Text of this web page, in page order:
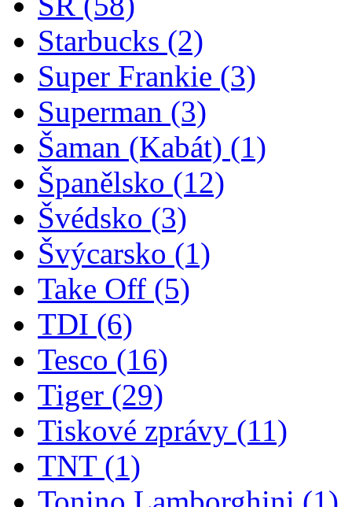
Starbucks (2)
Super Frankie (3)
Superman (3)
Šaman (Kabát) (1)
Španělsko (12)
Švédsko (3)
Švýcarsko (1)
Take Off (5)
TDI (6)
Tesco (16)
Tiger (29)
Tiskové zprávy (11)
TNT (1)